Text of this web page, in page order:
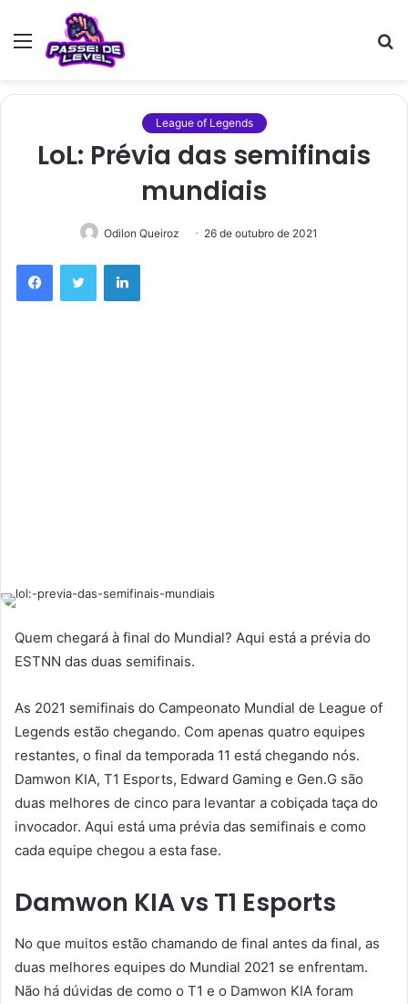
Menu
League of Legends
LoL: Prévia das semifinais
mundiais
Odilon Queiroz 26 de outubro de 2021
FacebookTwitter Linkedin
Quem chegará à final do Mundial? Aqui está a prévia do
ESTNN das duas semifinais.
As 2021 semifinais do Campeonato Mundial de League of
Legends estão chegando. Com apenas quatro equipes
restantes, o final da temporada 11 está chegando nós.
Damwon KIA, T1 Esports, Edward Gaming e Gen.G são
duas melhores de cinco para levantar a cobiçada taça do
invocador. Aqui está uma prévia das semifinais e como
cada equipe chegou a esta fase.
Damwon KIA vs T1 Esports
No que muitos estão chamando de final antes da final, as
duas melhores equipes do Mundial 2021 se enfrentam.
Não há dúvidas de como o T1 e o Damwon KIA foram